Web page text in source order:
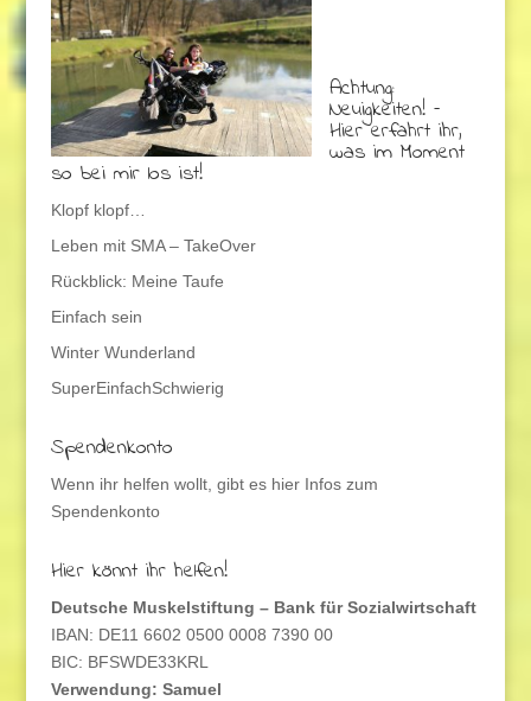
Achtung:
Neuigkeiten! –
Hier erfahrt ihr,
was im Moment
so bei mir los ist!
Klopf klopf…
Leben mit SMA – TakeOver
Rückblick: Meine Taufe
Einfach sein
Winter Wunderland
SuperEinfachSchwierig
Spendenkonto
Wenn ihr helfen wollt, gibt es hier Infos zum
Spendenkonto
Hier könnt ihr helfen!
Deutsche Muskelstiftung – Bank für Sozialwirtschaft
IBAN: DE11 6602 0500 0008 7390 00
BIC: BFSWDE33KRL
Verwendung: Samuel